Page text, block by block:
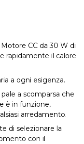
CC da 30 W di
rapidamente il calore
a ogni esigenza.
a scomparsa che
è in funzione,
arredamento.
di selezionare la
con il